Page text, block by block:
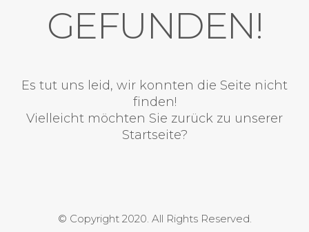
GEFUNDEN!
Es tut uns leid, wir konnten die Seite nicht
finden!
Vielleicht möchten Sie zurück zu unserer
Startseite?
© Copyright 2020. All Rights Reserved.